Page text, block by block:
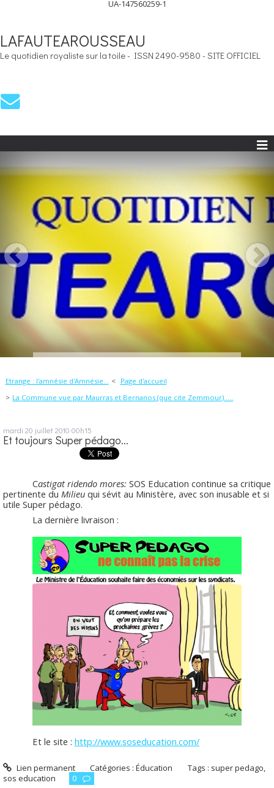
UA-147560259-1
LAFAUTEAROUSSEAU
Le quotidien royaliste sur la toile - ISSN 2490-9580 - SITE OFFICIEL
Etrange : l'amnésie d'Amnésie...
Page d'accueil
La Commune vue par Maurras et Bernanos (que cite Zemmour).....
mardi 20 juillet 2010 00h15
Et toujours Super pédago...
Castigat ridendo mores: SOS Education continue sa critique
pertinente du Milieu qui sévit au Ministère, avec son inusable et si
utile Super pédago.
La dernière livraison :
Et le site : http://www.soseducation.com/
Lien permanent Catégories :Éducation Tags : super pedago,
sos education
0